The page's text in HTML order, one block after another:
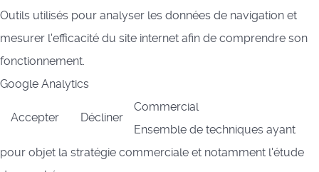
Outils utilisés pour analyser les données de navigation et
mesurer l'efficacité du site internet afin de comprendre son
fonctionnement.
Google Analytics
Accepter Décliner
Commercial
Ensemble de techniques ayant
pour objet la stratégie commerciale et notamment l'étude